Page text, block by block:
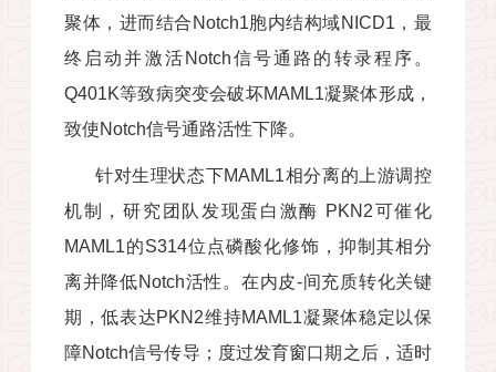
聚体，进而结合 Notch1胞内结构域NICD1 ，最
终启动并激活 Notch信号通路的转录程序。
Q401K等致病突变会破坏MAML1凝聚体形成，
致使Notch信号通路活性下降。
针对生理状态下MAML1相分离的上游调控
机制，研究团队发现蛋白激酶 PKN2可催化
MAML1的S314位点磷酸化修饰，抑制其相分
离并降低Notch活性。在内皮-间充质转化关键
期，低表达PKN2维持MAML1凝聚体稳定以保
障Notch信号传导；度过发育窗口期之后，适时